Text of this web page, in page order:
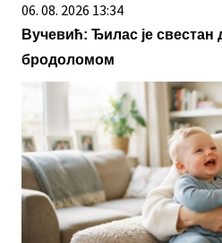
06. 08. 2026 13:34
Вучевић: Ђилас је свестан
бродоломом